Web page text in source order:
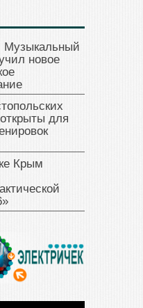
Музыкальный
новое
для
Крым